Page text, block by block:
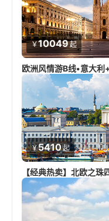
￥10049起
欧洲风情游B线•意大利
￥5410起
【经典热卖】北欧之珠